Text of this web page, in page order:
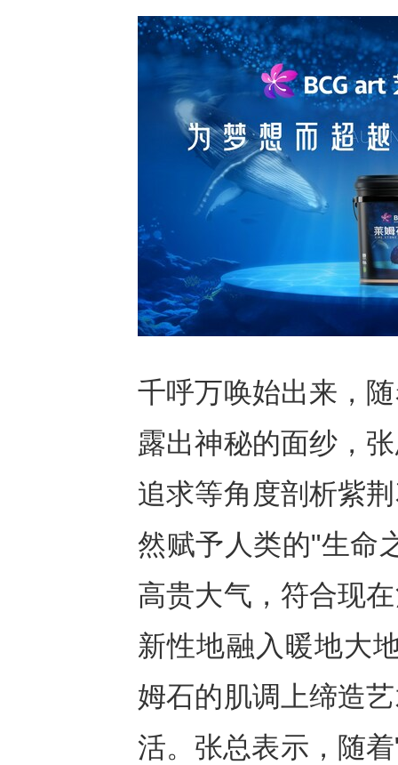
千呼万唤始出来，
露出神秘的面纱，
追求等角度剖析紫
然赋予人类的"生命
高贵大气，符合现
新性地融入暖地大
姆石的肌调上缔造
活。张总表示，随